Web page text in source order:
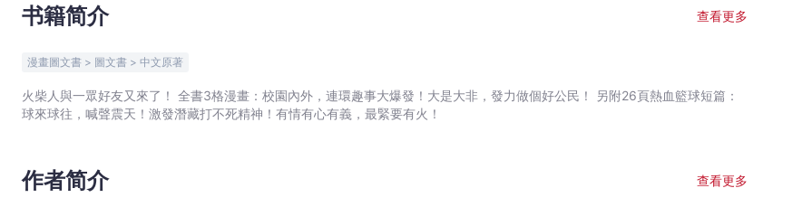
宇
宙
｜
书籍简介 查看更多
漫畫圖文書 > 圖文書 > 中文原著
火柴人與一眾好友又來了！ 全書3格漫畫：校園內外，連環趣事大爆發！大是大非，發力做個好公民！ 另附26頁熱血籃球短篇：
球來球往，喊聲震天！激發潛藏打不死精神！有情有心有義，最緊要有火！
作者简介 查看更多